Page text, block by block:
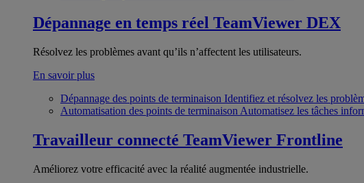
Dépannage en temps réel TeamViewer DEX
Résolvez les problèmes avant qu’ils n’affectent les utilisateurs.
En savoir plus
Dépannage des points de terminaison Identifiez et résolvez les
Automatisation des points de terminaison Automatisez les tâches
Travailleur connecté TeamViewer Frontline
Améliorez votre efficacité avec la réalité augmentée industrielle.